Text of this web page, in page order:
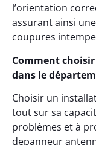
l’orientation
assurant ainsi
coupures
Comment
dans le
Choisir un
tout sur sa
problèmes et à
depanneur